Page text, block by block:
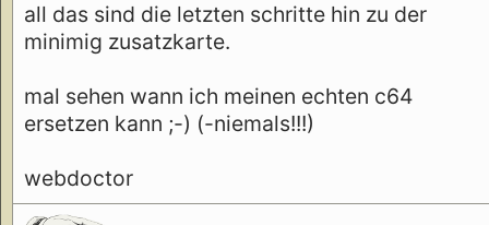
all das sind die letzten schritte hin zu der
minimig zusatzkarte.
mal sehen wann ich meinen echten c64
ersetzen kann ;-) (-niemals!!!)
webdoctor